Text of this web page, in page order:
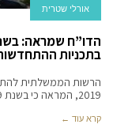
אורלי שטרית
בתכניות
הרשות הממשלתית
2019, המראה כי בשנת 2019 חלה עלייה ניכרת באישור תכניות,
קרא עוד ←